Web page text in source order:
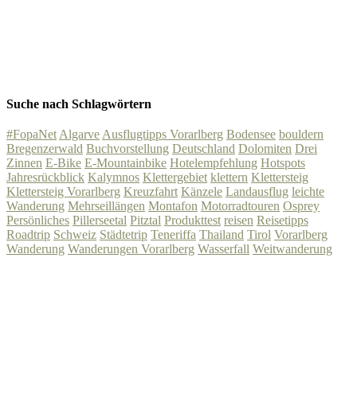
Suche nach Schlagwörtern
#FopaNet Algarve Ausflugtipps Vorarlberg Bodensee bouldern
Bregenzerwald Buchvorstellung Deutschland Dolomiten Drei
Zinnen E-Bike E-Mountainbike Hotelempfehlung Hotspots
Jahresrückblick Kalymnos Klettergebiet klettern Klettersteig
Klettersteig Vorarlberg Kreuzfahrt Känzele Landausflug leichte
Wanderung Mehrseillängen Montafon Motorradtouren Osprey
Persönliches Pillerseetal Pitztal Produkttest reisen Reisetipps
Roadtrip Schweiz Städtetrip Teneriffa Thailand Tirol Vorarlberg
Wanderung Wanderungen Vorarlberg Wasserfall Weitwanderung